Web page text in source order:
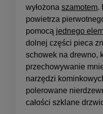
wyłożona szamotem.
powietrza
pomocą jednego
dolnej części pieca
schowek na drewno,
przechowywanie
narzędzi
polerowane
całości szklane